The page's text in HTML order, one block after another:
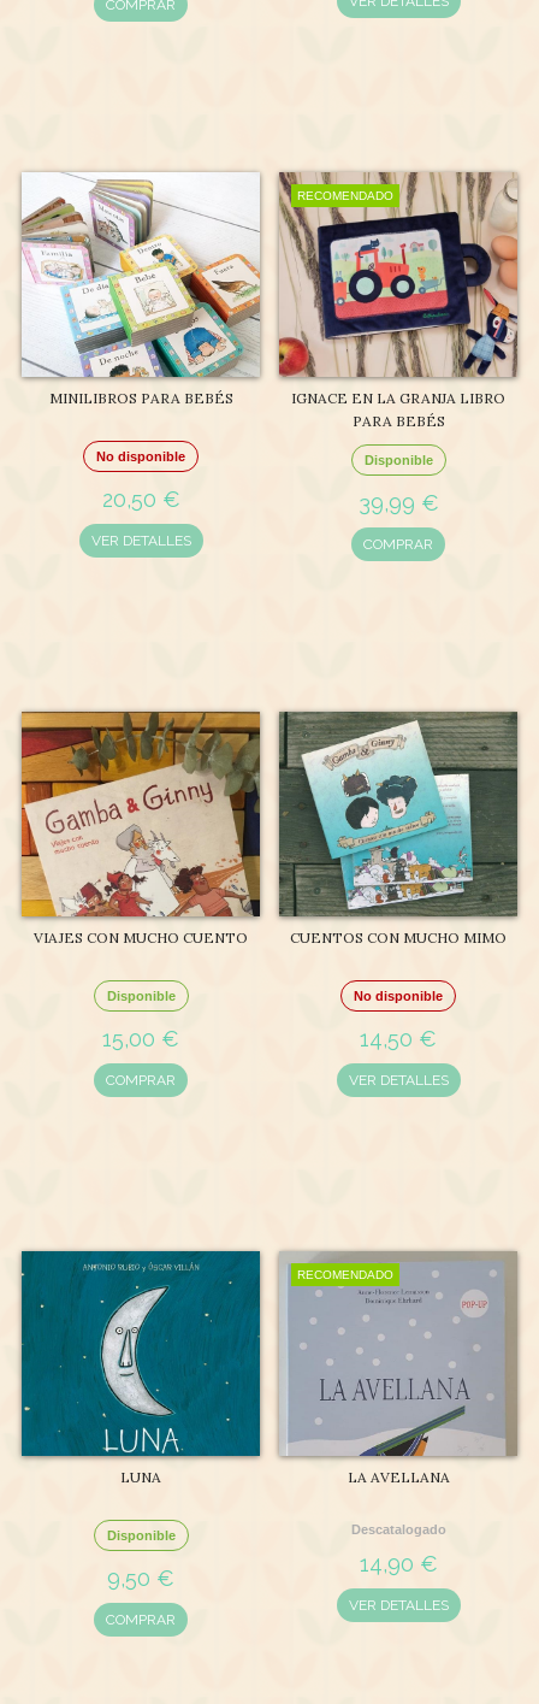
COMPRAR
MINILIBROS PARA BEBÉS
No disponible
20,50 €
VER DETALLES
RECOMENDADO
IGNACE EN LA GRANJA LIBRO
PARA BEBÉS
Disponible
39,99 €
COMPRAR
VIAJES CON MUCHO CUENTO
Disponible
15,00 €
COMPRAR
CUENTOS CON MUCHO MIMO
No disponible
14,50 €
VER DETALLES
LUNA
Disponible
9,50 €
COMPRAR
RECOMENDADO
LA AVELLANA
Descatalogado
14,90 €
VER DETALLES